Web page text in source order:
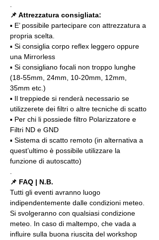
📌 Attrezzatura consigliata:
▪️ E’ possibile partecipare con attrezzatura a
propria scelta.
▪️ Si consiglia corpo reflex leggero oppure
una Mirrorless
▪️ Si consigliano focali non troppo lunghe
(18-55mm, 24mm, 10-20mm, 12mm,
35mm etc.)
▪️ Il treppiede si renderà necessario se
utilizzerete dei filtri o altre tecniche di scatto
▪️ Per chi li possiede filtro Polarizzatore e
Filtri ND e GND
▪️ Sistema di scatto remoto (in alternativa a
quest’ultimo è possibile utilizzare la
funzione di autoscatto)
📌 FAQ | N.B.
Tutti gli eventi avranno luogo
indipendentemente dalle condizioni meteo.
Si svolgeranno con qualsiasi condizione
meteo. In caso di maltempo, che vada a
influire sulla buona riuscita del workshop